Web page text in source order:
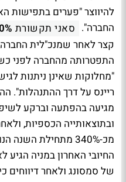
להיווצר "פערים בתפישות
החברה". סאני תקשורת
קצר לאחר שמנכ"לית
התפטרותה מהחברה לפני
"מחלוקות שאינן ניתנות
ריינס על דרך ההתנהלות".
מגיעה בהפתעה וברקע
ובתוצאותייה הכספיות,
מכ-340% מתחילת
של סמסונג ולאחר